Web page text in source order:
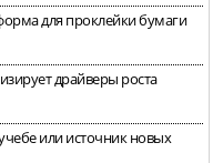
для проклейки бумаги
драйверы роста
или источник новых